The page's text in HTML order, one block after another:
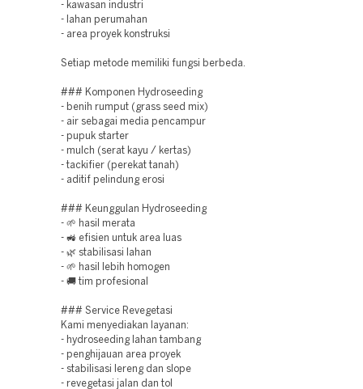
- kawasan industri
- lahan perumahan
- area proyek konstruksi
Setiap metode memiliki fungsi berbeda.
### Komponen Hydroseeding
- benih rumput (grass seed mix)
- air sebagai media pencampur
- pupuk starter
- mulch (serat kayu / kertas)
- tackifier (perekat tanah)
- aditif pelindung erosi
### Keunggulan Hydroseeding
- 🌱 hasil merata
- 🚜 efisien untuk area luas
- 🌿 stabilisasi lahan
- 🌱 hasil lebih homogen
- 🚚 tim profesional
### Service Revegetasi
Kami menyediakan layanan:
- hydroseeding lahan tambang
- penghijauan area proyek
- stabilisasi lereng dan slope
- revegetasi jalan dan tol